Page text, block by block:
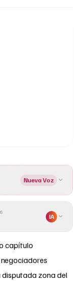
Nueva Voz
IA
capítulo
zona del